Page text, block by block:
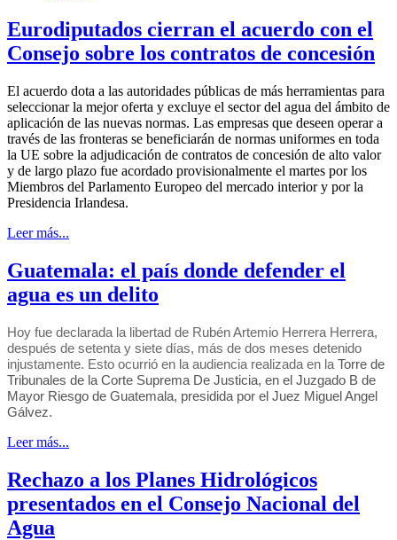
Eurodiputados cierran el acuerdo con el
Consejo sobre los contratos de concesión
El acuerdo dota a las autoridades públicas de más herramientas para
seleccionar la mejor oferta y excluye el sector del agua del ámbito de
aplicación de las nuevas normas. Las empresas que deseen operar a
través de las fronteras se beneficiarán de normas uniformes en toda
la UE sobre la adjudicación de contratos de concesión de alto valor
y de largo plazo fue acordado provisionalmente el martes por los
Miembros del Parlamento Europeo del mercado interior y por la
Presidencia Irlandesa.
Leer más...
Guatemala: el país donde defender el
agua es un delito
Hoy fue declarada la libertad de Rubén Artemio Herrera Herrera,
después de setenta y siete días, más de dos meses detenido
injustamente. Esto ocurrió en la audiencia realizada en la Torre de
Tribunales de la Corte Suprema De Justicia, en el Juzgado B de
Mayor Riesgo de Guatemala, presidida por el Juez Miguel Angel
Gálvez.
Leer más...
Rechazo a los Planes Hidrológicos
presentados en el Consejo Nacional del
Agua